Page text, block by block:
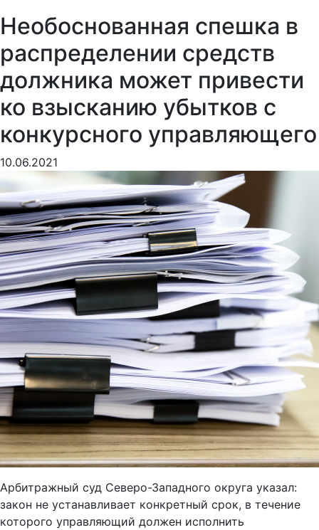
Необоснованная спешка в
распределении средств
должника может привести
ко взысканию убытков с
конкурсного управляющего
10.06.2021
Арбитражный суд Северо-Западного округа указал:
закон не устанавливает конкретный срок, в течение
которого управляющий должен исполнить